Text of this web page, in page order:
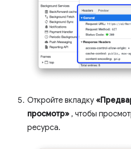
Откройте вкладку
просмотр» , чтобы
ресурса.